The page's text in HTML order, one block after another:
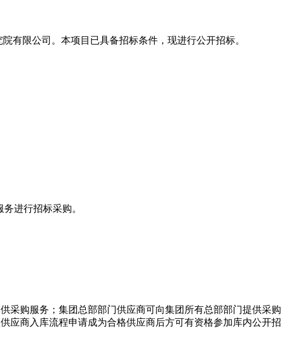
有限公司。本项目已具备招标条件，现进行公开招标。
进行招标采购。
采购服务；集团总部部门供应商可向集团所有总部部门提供采购
应商入库流程申请成为合格供应商后方可有资格参加库内公开招